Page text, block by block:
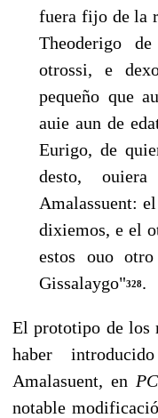
fuera fijo de la
Theoderigo
otrossi, e
pequeño que
auie aun de
Eurigo, de
desto,
Amalassuent:
dixiemos, e el
estos ouo
Gissalaygo"328.
El prototipo de los
haber
Amalasuent, en
notable